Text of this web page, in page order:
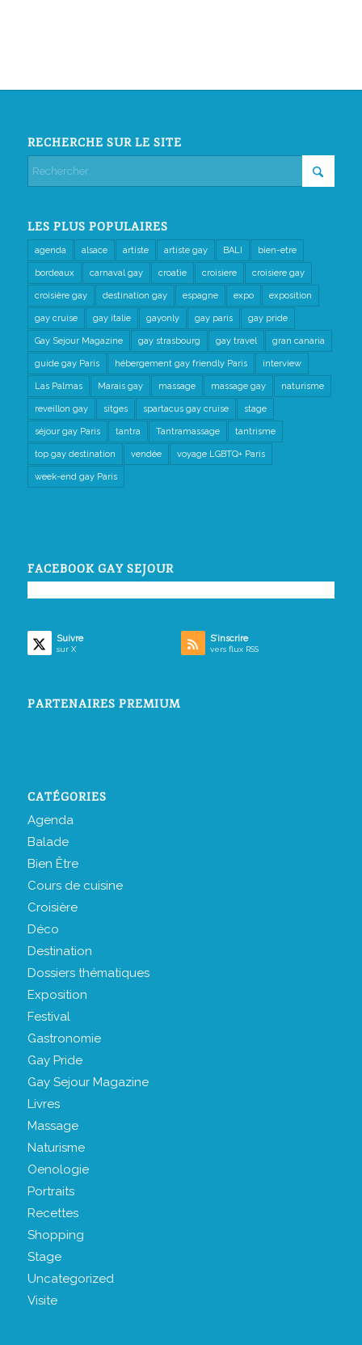
RECHERCHE SUR LE SITE
LES PLUS POPULAIRES
agenda alsace artiste artiste gay BALI bien-etre
bordeaux carnaval gay croatie croisiere croisiere gay
croisière gay destination gay espagne expo exposition
gay cruise gay italie gayonly gay paris gay pride
Gay Sejour Magazine gay strasbourg gay travel gran canaria
guide gay Paris hébergement gay friendly Paris interview
Las Palmas Marais gay massage massage gay naturisme
reveillon gay sitges spartacus gay cruise stage
séjour gay Paris tantra Tantramassage tantrisme
top gay destination vendée voyage LGBTQ+ Paris
week-end gay Paris
FACEBOOK GAY SEJOUR
Suivre
sur X
S’inscrire
vers flux RSS
PARTENAIRES PREMIUM
CATÉGORIES
Agenda
Balade
Bien Être
Cours de cuisine
Croisière
Déco
Destination
Dossiers thématiques
Exposition
Festival
Gastronomie
Gay Pride
Gay Sejour Magazine
Livres
Massage
Naturisme
Oenologie
Portraits
Recettes
Shopping
Stage
Uncategorized
Visite